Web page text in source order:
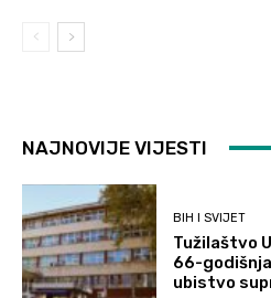
NAJNOVIJE VIJESTI
BIH I SVIJET
Tužilaštvo
66-
ubistvo